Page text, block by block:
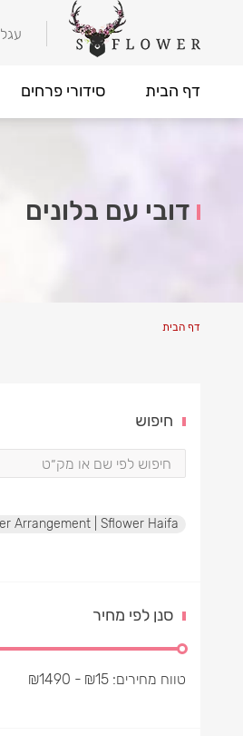
דף הבית סידורי פרחים
דובי עם בלונים
דף הבית
חיפוש
Arrangement | Sflower Haifa
סנן לפי מחיר
טווח מחירים: ₪15
- ₪
1490